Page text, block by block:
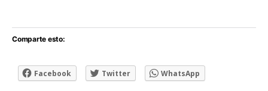
Comparte esto:
Facebook Twitter WhatsApp